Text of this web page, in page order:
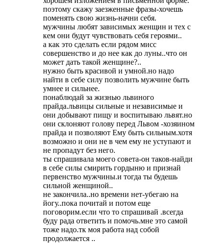
поэтому скажу заезженные фразы-хочешь
поменять свою жизнь-начни себя.
мужчины любят зависимых женщин и тех с
кем они будут чувствовать себя героями..
а как это сделать если рядом мисс
совершенство и до нее как до луны..что он
может дать такой женщине?..
нужно быть красивой и умной.но надо
найти в себе силу позволить мужчине быть
умнее и сильнее.
понаблюдай за жизнью львиного
прайда.львицы сильные и независимые и
они добывают пищу и воспитываю львят.но
они склоняют голову перед Львом -хозяином
прайда и позволяют Ему быть сильным.хотя
возможно и они не в чем ему не уступают и
не пропадут без него.
ты спрашивала моего совета-он таков-найди
в себе силы смирить гордыню и признай
первенство мужчины.и тогда ты будешь
сильной женщиной..
не закончила..но времени нет-убегаю на
йогу..пока почитай и потом еще
поговорим.если что то спрашивай .всегда
буду рада ответить и помочь.мне это самой
тоже надо.тк моя работа над собой
продолжается ..